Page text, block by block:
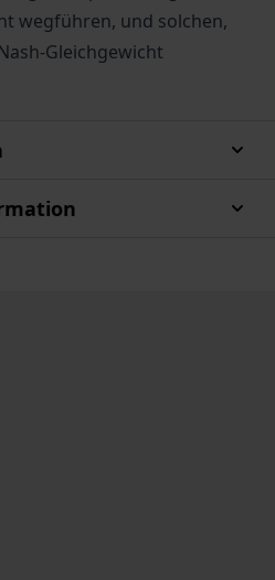
wegführen, und solchen,
Gleichgewicht